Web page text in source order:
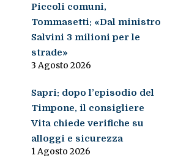
Piccoli comuni,
Tommasetti: «Dal ministro
Salvini 3 milioni per le
strade»
3 Agosto 2026
Sapri: dopo l’episodio del
Timpone, il consigliere
Vita chiede verifiche su
alloggi e sicurezza
1 Agosto 2026